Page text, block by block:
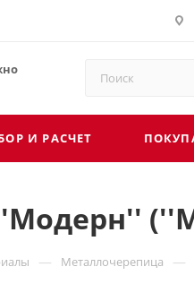
И РАСЧЕТ
— Металлочерепица —